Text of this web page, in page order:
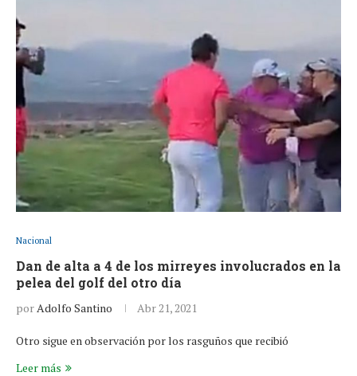
Nacional
Dan de alta a 4 de los mirreyes involucrados en la
pelea del golf del otro día
porAdolfo Santino Abr 21, 2021
Otro sigue en observación por los rasguños que recibió
Leer más